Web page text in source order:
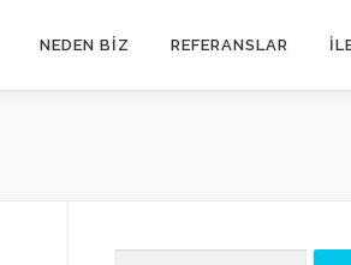
NEDEN BIZ REFERANSLAR